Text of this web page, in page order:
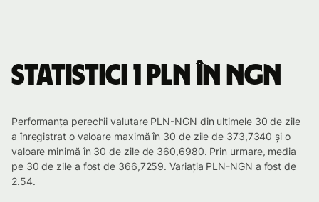
Statistici 1 PLN în NGN
Performanța perechii valutare PLN-NGN din ultimele 30 de zile
a înregistrat o valoare maximă în 30 de zile de 373,7340 și o
valoare minimă în 30 de zile de 360,6980. Prin urmare, media
pe 30 de zile a fost de 366,7259. Variația PLN-NGN a fost de
2.54.